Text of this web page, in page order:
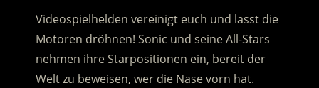
Videospielhelden vereinigt euch und lasst die
Motoren dröhnen! Sonic und seine All-Stars
nehmen ihre Starpositionen ein, bereit der
Welt zu beweisen, wer die Nase vorn hat.